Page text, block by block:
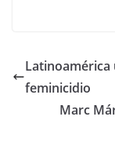
Latinoamérica
feminicidio
Marc